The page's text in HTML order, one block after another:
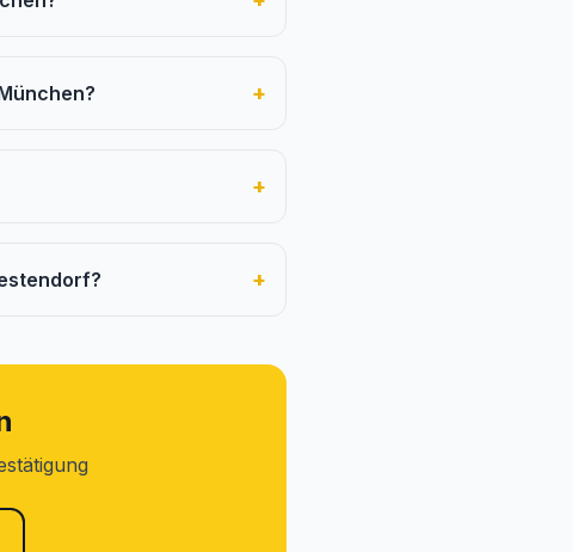
+
+
+